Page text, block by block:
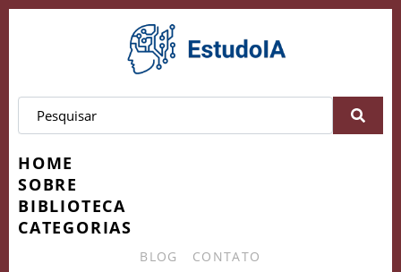
HOME
SOBRE
BIBLIOTECA
CATEGORIAS
BLOG CONTATO